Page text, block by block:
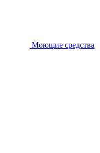
Моющие средства